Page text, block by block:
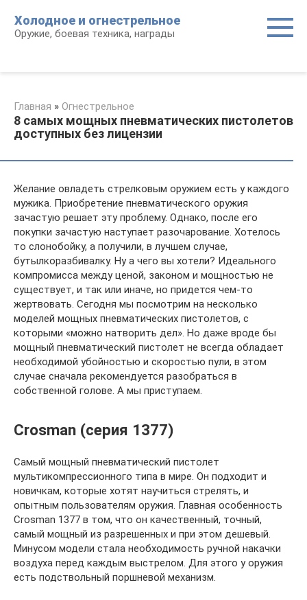
контенту
Холодное и огнестрельное
Оружие, боевая техника, награды
Главная » Огнестрельное
8 самых мощных пневматических пистолетов
доступных без лицензии
Желание овладеть стрелковым оружием есть у каждого
мужика. Приобретение пневматического оружия
зачастую решает эту проблему. Однако, после его
покупки зачастую наступает разочарование. Хотелось
то слонобойку, а получили, в лучшем случае,
бутылкоразбивалку. Ну а чего вы хотели? Идеального
компромисса между ценой, законом и мощностью не
существует, и так или иначе, но придется чем-то
жертвовать. Сегодня мы посмотрим на несколько
моделей мощных пневматических пистолетов, с
которыми «можно натворить дел». Но даже вроде бы
мощный пневматический пистолет не всегда обладает
необходимой убойностью и скоростью пули, в этом
случае сначала рекомендуется разобраться в
собственной голове. А мы приступаем.
Crosman (серия 1377)
Самый мощный пневматический пистолет
мультикомпрессионного типа в мире. Он подходит и
новичкам, которые хотят научиться стрелять, и
опытным пользователям оружия. Главная особенность
Crosman 1377 в том, что он качественный, точный,
самый мощный из разрешенных и при этом дешевый.
Минусом модели стала необходимость ручной накачки
воздуха перед каждым выстрелом. Для этого у оружия
есть подствольный поршневой механизм.